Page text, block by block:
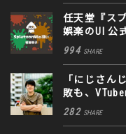
任天堂『ス
娯楽のUI 公
994 SHARE
「にじさん
敗も、
282 SHARE